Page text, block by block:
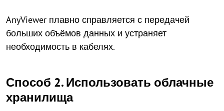
AnyViewer плавно справляется с передачей
больших объёмов данных и устраняет
необходимость в кабелях.
Способ 2. Использовать облачные
хранилища